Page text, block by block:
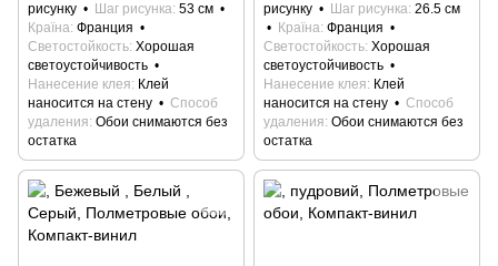
рисунку
Шаг рисунка 53 см
Країна Франция
Светостойкость Хорошая
светоустойчивость
Нанесение клея
Клей
наносится на стену
Способ
удаления Обои снимаются без
остатка
рисунку
Шаг рисунка 26.5 см
Країна Франция
Светостойкость Хорошая
светоустойчивость
Нанесение клея
Клей
наносится на стену
Способ
удаления Обои снимаются без
остатка